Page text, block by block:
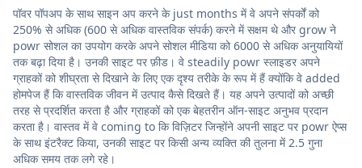
पॉवर पॉपअप के साथ साइन अप करने के just months में वे अपने संपर्कों को
250% से अधिक (600 से अधिक वास्तविक संपर्क) करने में सक्षम थे और grow ने
powr सोशल का उपयोग करके अपने सोशल मीडिया को 6000 से अधिक अनुयायियों
तक बढ़ा दिया है। उनकी साइट पर फ़ीड। वे steadily powr स्लाइडर अपने
ग्राहकों को शीघ्रता से दिखाने के लिए एक दृश्य तरीके के रूप में हैं क्योंकि वे added
होमपेज हैं कि वास्तविक जीवन में उत्पाद कैसे दिखते हैं। यह अपने उत्पादों को अच्छी
तरह से प्रदर्शित करता है और ग्राहकों को एक बेहतरीन ऑन-साइट अनुभव प्रदान
करता है। वास्तव में वे coming to कि विज़िटर जिन्होंने अपनी साइट पर powr ऐप्स
के साथ इंटरैक्ट किया, उनकी साइट पर किसी अन्य व्यक्ति की तुलना में 2.5 गुना
अधिक समय तक लगे रहे।